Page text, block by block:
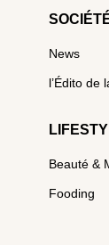
News
l’Édito de
Beauté &
Fooding